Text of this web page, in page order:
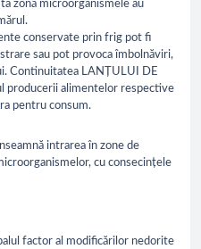
zonă microorganismele au
conservate prin frig pot fi
sau pot provoca îmbolnăviri,
Continuitatea LANȚULUI DE
producerii alimentelor respective
pentru consum.
intrarea în zone de
cu consecințele
factor al modificărilor nedorite